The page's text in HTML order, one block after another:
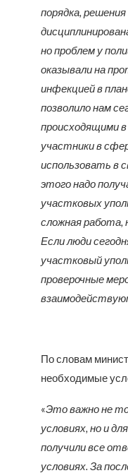
порядка,
но проблем у
оказывали на
инфекцией в
позволило нам
происходящими
участники в
использовать в
этого надо
участковых
сложная работа,
Если люди
участковый
проверочные
По словам
необходимые
«Это важно не
условиях, но и
получили все
условиях. За